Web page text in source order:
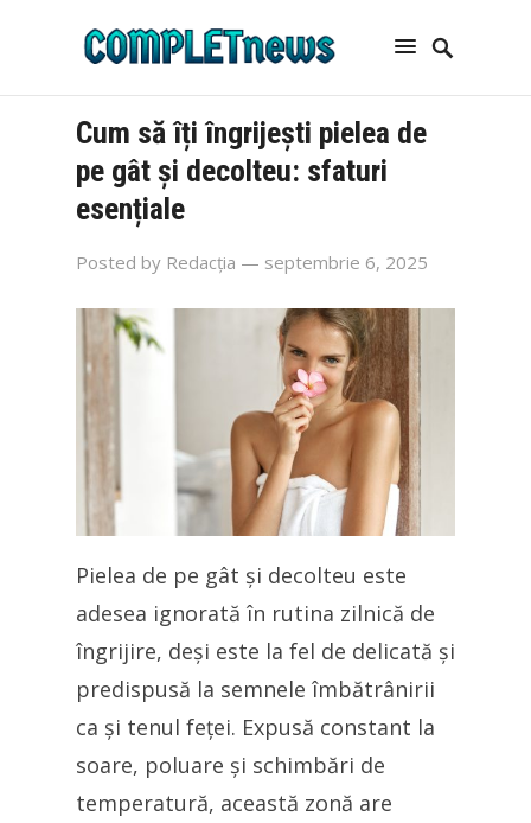
Cum să îți îngrijești pielea de
pe gât și decolteu: sfaturi
esențiale
Posted by Redacția — septembrie 6, 2025
Pielea de pe gât și decolteu este
adesea ignorată în rutina zilnică de
îngrijire, deși este la fel de delicată și
predispusă la semnele îmbătrânirii
ca și tenul feței. Expusă constant la
soare, poluare și schimbări de
temperatură, această zonă are